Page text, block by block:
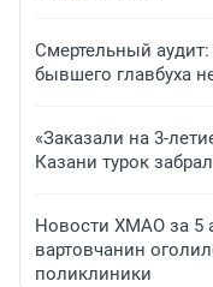
Смертельный аудит:
бывшего главбуха
«Заказали на 3-
Казани турок
Новости ХМАО за 5
вартовчанин
поликлиники